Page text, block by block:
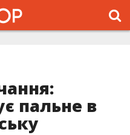
пальне в